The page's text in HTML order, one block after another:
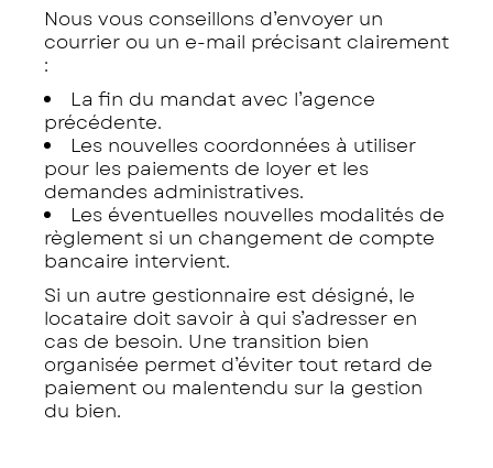
Nous vous conseillons d’envoyer un
courrier ou un e-mail précisant clairement
:
La fin du mandat avec l’agence
précédente.
Les nouvelles coordonnées à utiliser
pour les paiements de loyer et les
demandes administratives.
Les éventuelles nouvelles modalités de
règlement si un changement de compte
bancaire intervient.
Si un autre gestionnaire est désigné, le
locataire doit savoir à qui s’adresser en
cas de besoin. Une transition bien
organisée permet d’éviter tout retard de
paiement ou malentendu sur la gestion
du bien.